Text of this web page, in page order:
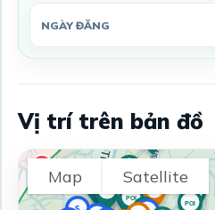
NGÀY ĐĂNG
Vị trí trên bản đồ
Map Satellite